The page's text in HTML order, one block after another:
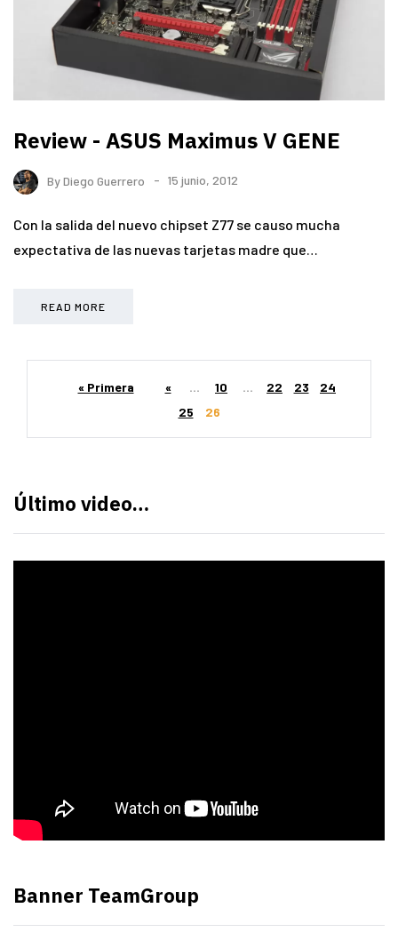
Review - ASUS Maximus V GENE
ByDiego Guerrero 15 junio, 2012
Con la salida del nuevo chipset Z77 se causo mucha
expectativa de las nuevas tarjetas madre que…
READ MORE
« Primera « ... 10 ... 22 23
24
25
26
Último video…
Banner TeamGroup